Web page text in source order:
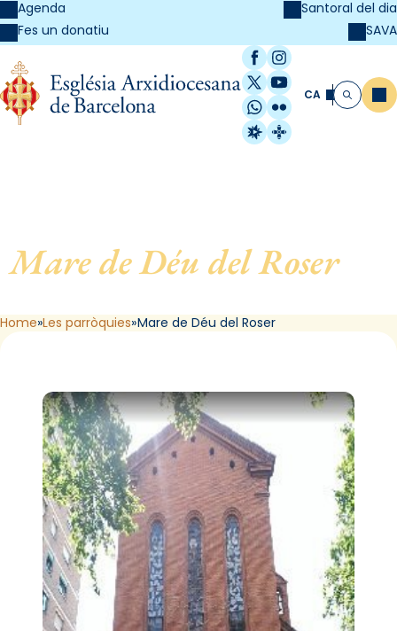
Agenda
Fes un donatiu
Santoral del dia
SAVA
Facebook
Instagram
X / Twitter
YouTube
WhatsApp
Flickr
Radio Estel
Catalunya
CA Cerca
Mare de Déu del Roser, de
Home Les parròquies Mare de Déu del Roser